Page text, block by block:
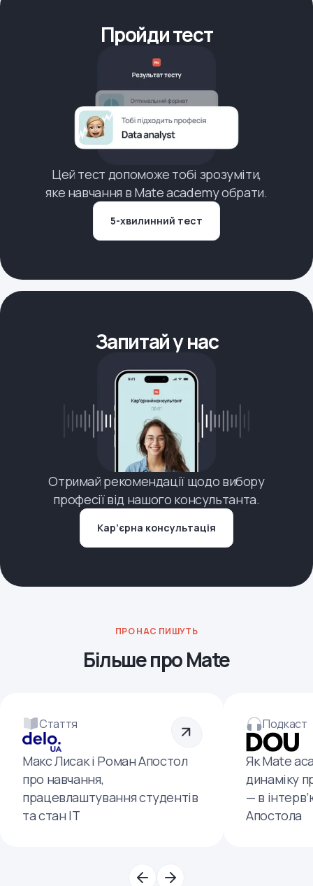
Пройди тест
Цей тест допоможе тобі зрозуміти,
яке навчання в Mate academy обрати.
5-хвилинний тест
Запитай у нас
Отримай рекомендації щодо вибору
професії від нашого консультанта.
Кар’єрна консультація
ПРО НАС ПИШУТЬ
Більше про Mate
Стаття
Макс Лисак і Роман Апостол
про навчання,
працевлаштування студентів
та стан ІТ
Подкаст
Як Mate
динаміку
— в
Апостола